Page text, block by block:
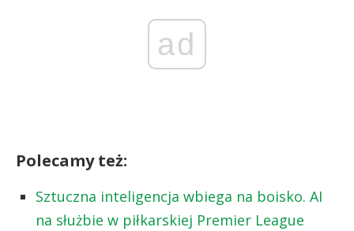
ad
Polecamy też:
Sztuczna inteligencja wbiega na boisko. AI
na służbie w piłkarskiej Premier League